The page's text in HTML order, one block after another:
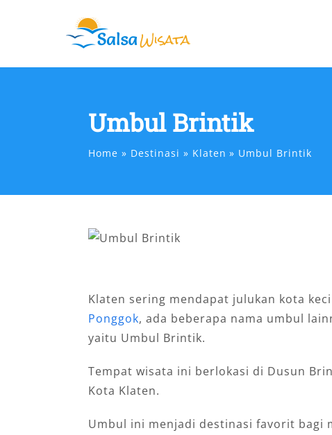
Umbul Brintik
Home Destinasi Klaten Umbul Brintik
Klaten sering mendapat julukan kota
Ponggok, ada beberapa nama umbul
yaitu Umbul Brintik.
Tempat wisata ini berlokasi di Dusun
Kota Klaten.
Umbul ini menjadi destinasi favorit bagi